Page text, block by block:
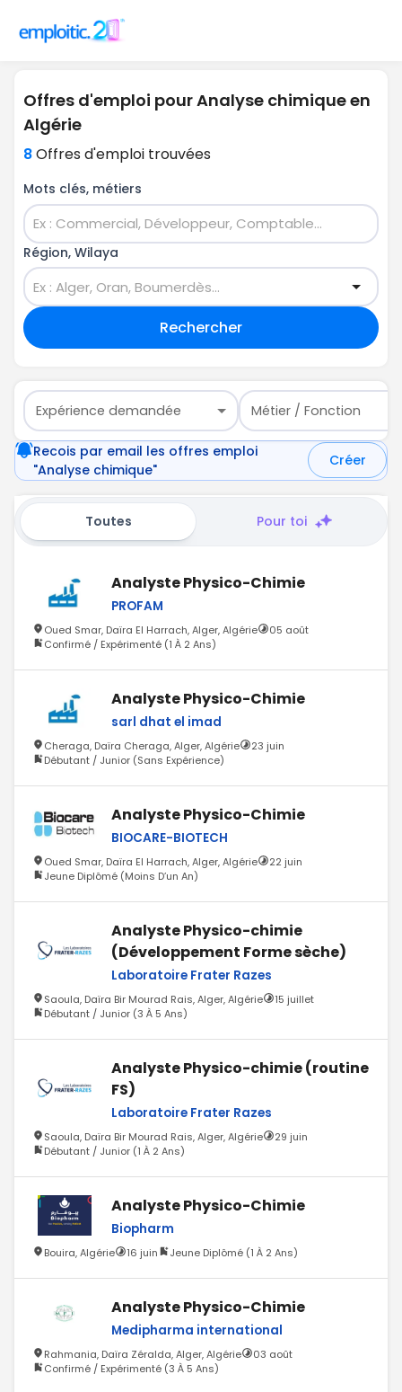
Offres d'emploi pour Analyse chimique en
Algérie
8Offres d'emploi trouvées
Mots clés, métiers
Région, Wilaya
Rechercher
Expérience demandée Métier / Fonction
Recois par email les offres emploi
"Analyse chimique"
Créer
Toutes Pour toi
Analyste Physico-Chimie
PROFAM
Oued Smar, Daïra El Harrach, Alger, Algérie
05 août
Confirmé / Expérimenté (1 À 2 Ans)
Analyste Physico-Chimie
sarl dhat el imad
Cheraga, Daïra Cheraga, Alger, Algérie
23 juin
Débutant / Junior (Sans Expérience)
Analyste Physico-Chimie
BIOCARE-BIOTECH
Oued Smar, Daïra El Harrach, Alger, Algérie
22 juin
Jeune Diplômé (Moins D’un An)
Analyste Physico-chimie
(Développement Forme sèche)
Laboratoire Frater Razes
Saoula, Daïra Bir Mourad Rais, Alger, Algérie
15 juillet
Débutant / Junior (3 À 5 Ans)
Analyste Physico-chimie (routine
FS)
Laboratoire Frater Razes
Saoula, Daïra Bir Mourad Rais, Alger, Algérie
29 juin
Débutant / Junior (1 À 2 Ans)
Analyste Physico-Chimie
Biopharm
Bouira, Algérie 16 juin Jeune Diplômé (1 À 2 Ans)
Analyste Physico-Chimie
Medipharma international
Rahmania, Daïra Zéralda, Alger, Algérie
03 août
Confirmé / Expérimenté (3 À 5 Ans)